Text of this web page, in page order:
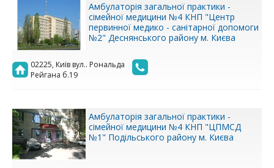
Амбулаторія загальної практики -
сімейної медицини №4 КНП "Центр
первинної медико - санітарної допомоги
№2" Деснянського району м. Києва
02225, Київ вул.. Рональда
Рейгана б.19
Амбулаторія загальної практики -
сімейної медицини №4 КНП "ЦПМСД
№1" Подільського району м. Києва